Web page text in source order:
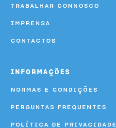
TRABALHAR CONNOSCO
IMPRENSA
CONTACTOS
INFORMAÇÕES
NORMAS E CONDIÇÕES
PERGUNTAS FREQUENTES
POLÍTICA DE PRIVACIDADE